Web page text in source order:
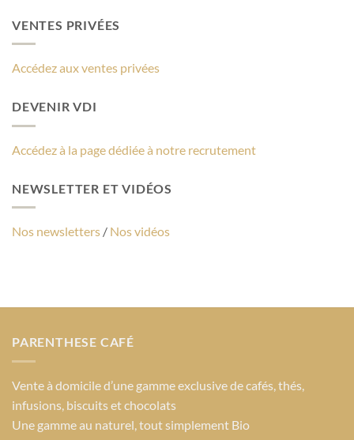
VENTES PRIVÉES
Accédez aux ventes privées
DEVENIR VDI
Accédez à la page dédiée à notre recrutement
NEWSLETTER ET VIDÉOS
Nos newsletters / Nos vidéos
PARENTHESE CAFÉ
Vente à domicile d’une gamme exclusive de cafés, thés,
infusions, biscuits et chocolats
Une gamme au naturel, tout simplement Bio